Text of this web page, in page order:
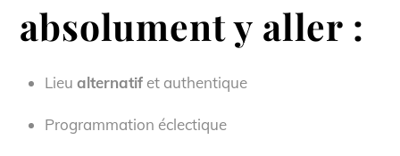
absolument y aller :
Lieu alternatifet authentique
Programmation éclectique